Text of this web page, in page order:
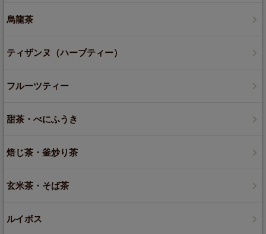
烏龍茶
ティザンヌ（ハーブティー）
フルーツティー
甜茶・べにふうき
焙じ茶・釜炒り茶
玄米茶・そば茶
ルイボス